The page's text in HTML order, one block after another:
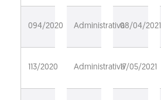
094/2020 Administrativa08/04/2021
113/2020 Administrativa17/05/2021